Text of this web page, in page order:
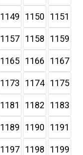
1149 1150 1151
1157 1158 1159
1165 1166 1167
1173 1174 1175
1181 1182 1183
1189 1190 1191
1197 1198 1199